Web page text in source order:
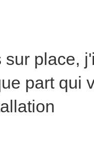
place,
part qui